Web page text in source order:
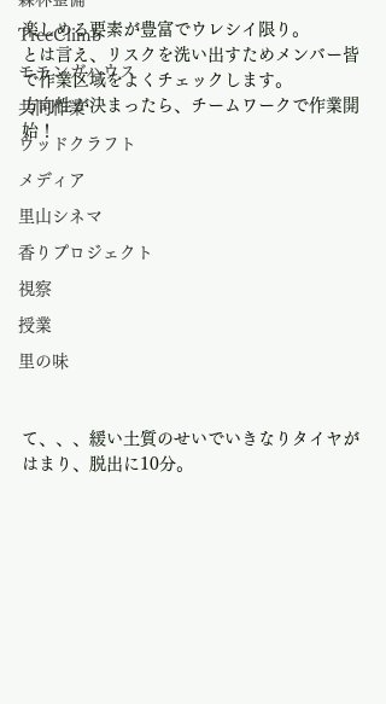
TreeClimb
モモンガハウス
共同作業
ウッドクラフト
メディア
里山シネマ
香りプロジェクト
視察
授業
里の味
楽しめる要素が豊富でウレシイ限り。
とは言え、リスクを洗い出すためメンバー皆
で作業区域をよくチェックします。
方向性が決まったら、チームワークで作業開
始！
て、、、緩い土質のせいでいきなりタイヤが
はまり、脱出に10分。